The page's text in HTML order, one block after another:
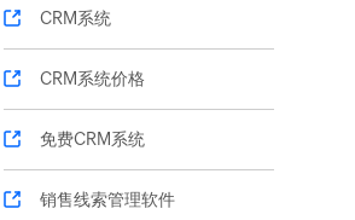
CRM系统
CRM系统价格
免费CRM系统
销售线索管理软件